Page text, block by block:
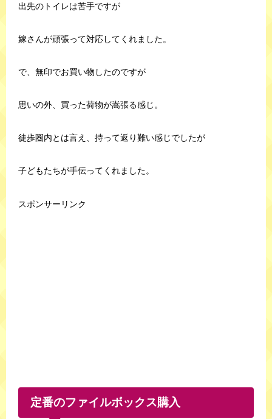
出先のトイレは苦手ですが
嫁さんが頑張って対応してくれました。
で、無印でお買い物したのですが
思いの外、買った荷物が嵩張る感じ。
徒歩圏内とは言え、持って返り難い感じでしたが
子どもたちが手伝ってくれました。
スポンサーリンク
定番のファイルボックス購入